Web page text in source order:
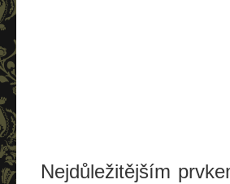
Nejdůležitějším